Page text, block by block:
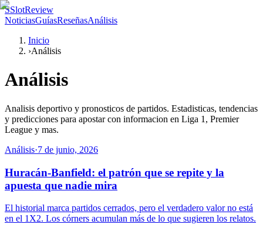
SSlotReview
NoticiasGuíasReseñasAnálisis
Inicio
›Análisis
Análisis
Analisis deportivo y pronosticos de partidos. Estadisticas, tendencias
y predicciones para apostar con informacion en Liga 1, Premier
League y mas.
Análisis·7 de junio, 2026
Huracán-Banfield: el patrón que se repite y la
apuesta que nadie mira
El historial marca partidos cerrados, pero el verdadero valor no está
en el 1X2. Los córners acumulan más de lo que sugieren los relatos.